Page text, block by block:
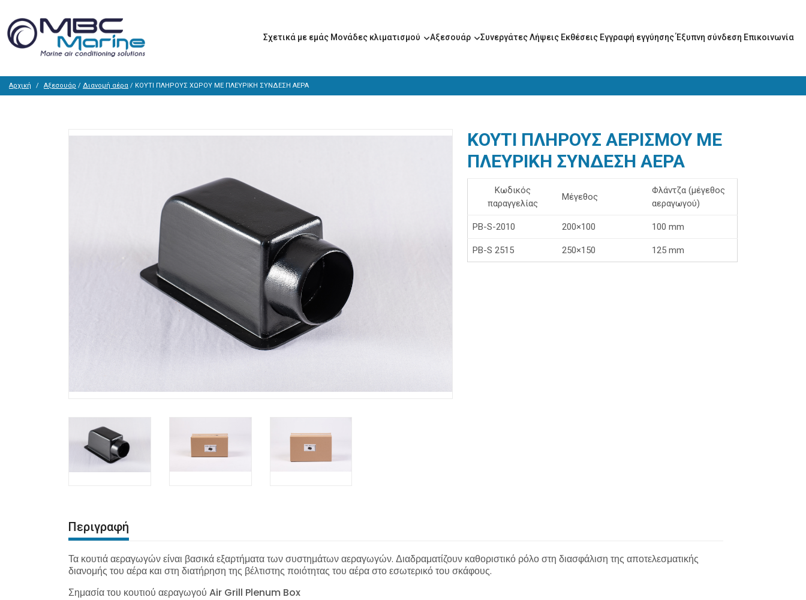
Σχετικά με εμάς Μονάδες κλιματισμού Αξεσουάρ ΣυνεργάτεςΛήψεις Εκθέσεις Εγγραφή εγγύησηςΈξυπνη σύνδεση Επικοινωνία
Αρχική Αξεσουάρ / Διανομή αέρα / ΚΟΥΤΙ ΠΛΗΡΟΥΣ ΧΩΡΟΥ ΜΕ ΠΛΕΥΡΙΚΗ ΣΥΝΔΕΣΗ ΑΕΡΑ
ΚΟΥΤΙ ΠΛΗΡΟΥΣ ΑΕΡΙΣΜΟΥ ΜΕ
ΠΛΕΥΡΙΚΗ ΣΥΝΔΕΣΗ ΑΕΡΑ
Κωδικός
παραγγελίας
Μέγεθος
Φλάντζα (μέγεθος
αεραγωγού)
PB-S-2010 200×100 100 mm
PB-S 2515 250×150 125 mm
Περιγραφή
Τα κουτιά αεραγωγών είναι βασικά εξαρτήματα των συστημάτων αεραγωγών. Διαδραματίζουν καθοριστικό ρόλο στη διασφάλιση της αποτελεσματικής
διανομής του αέρα και στη διατήρηση της βέλτιστης ποιότητας του αέρα στο εσωτερικό του σκάφους.
Σημασία του κουτιού αεραγωγού Air Grill Plenum Box